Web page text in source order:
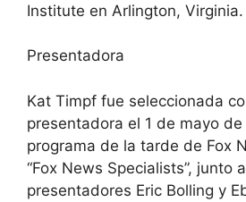
Institute en Arlington, Virginia.
Presentadora
Kat Timpf fue seleccionada
presentadora el 1 de mayo de
programa de la tarde de Fox
“Fox News Specialists”, junto
presentadores Eric Bolling y